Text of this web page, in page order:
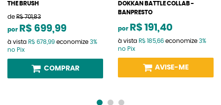
THE BRUSH
de R$ 701,83
por R$ 699,99
à vista R$ 678,99 economize 3%
no Pix
COMPRAR
DOKKAN BATTLE COLLAB -
BANPRESTO
por R$ 191,40
à vista R$ 185,66 economize 3%
no Pix
AVISE-ME